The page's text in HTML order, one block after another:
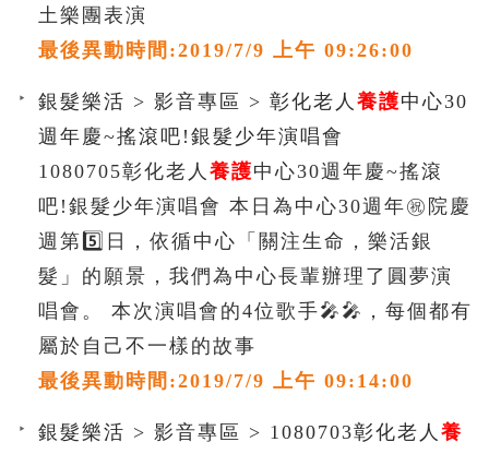
土樂團表演
最後異動時間:2019/7/9 上午 09:26:00
銀髮樂活 > 影音專區 > 彰化老人 養護中心30
週年慶~搖滾吧!銀髮少年演唱會
1080705彰化老人 養護中心30週年慶~搖滾
吧!銀髮少年演唱會 本日為中心30週年㊗️院慶
週第5️⃣日，依循中心「關注生命，樂活銀
髮」的願景，我們為中心長輩辦理了圓夢演
唱會。 本次演唱會的4位歌手🎤🎤，每個都有
屬於自己不一樣的故事
最後異動時間:2019/7/9 上午 09:14:00
銀髮樂活 > 影音專區 > 1080703彰化老人 養